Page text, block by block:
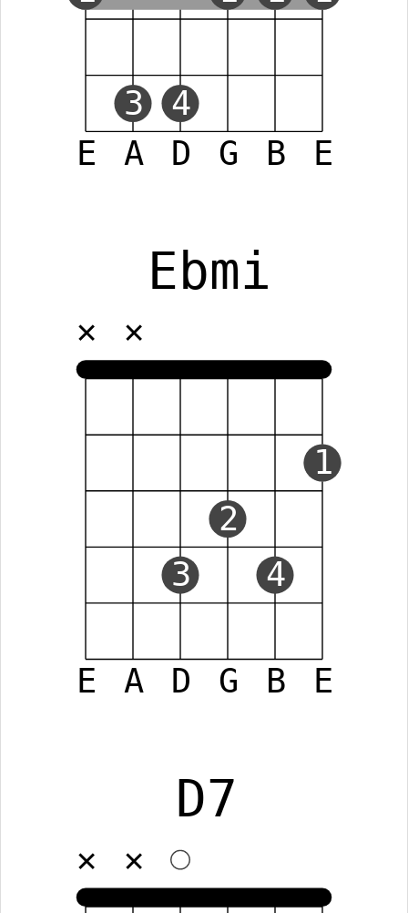
E A D G B E
3 4
Ebmi
E A D G B E
✕ ✕
3
2
4
1
D7
✕ ✕